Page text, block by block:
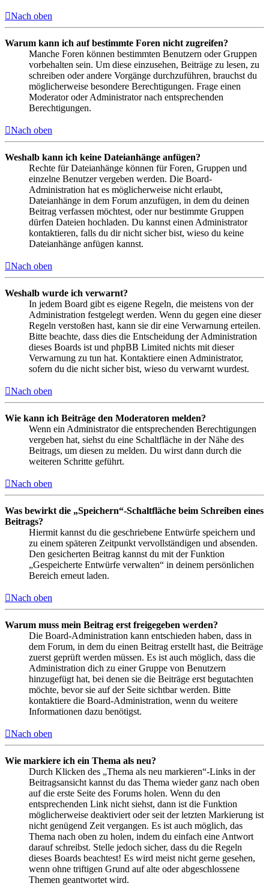
Nach oben
Warum kann ich auf bestimmte Foren nicht zugreifen?
Manche Foren können bestimmten Benutzern oder Gruppen
vorbehalten sein. Um diese einzusehen, Beiträge zu lesen, zu
schreiben oder andere Vorgänge durchzuführen, brauchst du
möglicherweise besondere Berechtigungen. Frage einen
Moderator oder Administrator nach entsprechenden
Berechtigungen.
Nach oben
Weshalb kann ich keine Dateianhänge anfügen?
Rechte für Dateianhänge können für Foren, Gruppen und
einzelne Benutzer vergeben werden. Die Board-
Administration hat es möglicherweise nicht erlaubt,
Dateianhänge in dem Forum anzufügen, in dem du deinen
Beitrag verfassen möchtest, oder nur bestimmte Gruppen
dürfen Dateien hochladen. Du kannst einen Administrator
kontaktieren, falls du dir nicht sicher bist, wieso du keine
Dateianhänge anfügen kannst.
Nach oben
Weshalb wurde ich verwarnt?
In jedem Board gibt es eigene Regeln, die meistens von der
Administration festgelegt werden. Wenn du gegen eine dieser
Regeln verstoßen hast, kann sie dir eine Verwarnung erteilen.
Bitte beachte, dass dies die Entscheidung der Administration
dieses Boards ist und phpBB Limited nichts mit dieser
Verwarnung zu tun hat. Kontaktiere einen Administrator,
sofern du die nicht sicher bist, wieso du verwarnt wurdest.
Nach oben
Wie kann ich Beiträge den Moderatoren melden?
Wenn ein Administrator die entsprechenden Berechtigungen
vergeben hat, siehst du eine Schaltfläche in der Nähe des
Beitrags, um diesen zu melden. Du wirst dann durch die
weiteren Schritte geführt.
Nach oben
Was bewirkt die „Speichern“-Schaltfläche beim Schreiben eines
Beitrags?
Hiermit kannst du die geschriebene Entwürfe speichern und
zu einem späteren Zeitpunkt vervollständigen und absenden.
Den gesicherten Beitrag kannst du mit der Funktion
„Gespeicherte Entwürfe verwalten“ in deinem persönlichen
Bereich erneut laden.
Nach oben
Warum muss mein Beitrag erst freigegeben werden?
Die Board-Administration kann entschieden haben, dass in
dem Forum, in dem du einen Beitrag erstellt hast, die Beiträge
zuerst geprüft werden müssen. Es ist auch möglich, dass die
Administration dich zu einer Gruppe von Benutzern
hinzugefügt hat, bei denen sie die Beiträge erst begutachten
möchte, bevor sie auf der Seite sichtbar werden. Bitte
kontaktiere die Board-Administration, wenn du weitere
Informationen dazu benötigst.
Nach oben
Wie markiere ich ein Thema als neu?
Durch Klicken des „Thema als neu markieren“-Links in der
Beitragsansicht kannst du das Thema wieder ganz nach oben
auf die erste Seite des Forums holen. Wenn du den
entsprechenden Link nicht siehst, dann ist die Funktion
möglicherweise deaktiviert oder seit der letzten Markierung ist
nicht genügend Zeit vergangen. Es ist auch möglich, das
Thema nach oben zu holen, indem du einfach eine Antwort
darauf schreibst. Stelle jedoch sicher, dass du die Regeln
dieses Boards beachtest! Es wird meist nicht gerne gesehen,
wenn ohne triftigen Grund auf alte oder abgeschlossene
Themen geantwortet wird.